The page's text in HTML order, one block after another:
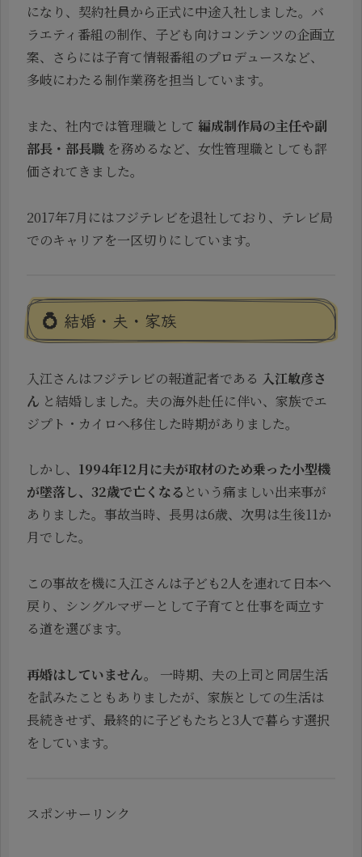
になり、契約社員から正式に中途入社しました。バ
ラエティ番組の制作、子ども向けコンテンツの企画立
案、さらには子育て情報番組のプロデュースなど、
多岐にわたる制作業務を担当しています。
また、社内では管理職として 編成制作局の主任や副
部長・部長職 を務めるなど、女性管理職としても評
価されてきました。
2017年7月にはフジテレビを退社しており、テレビ局
でのキャリアを一区切りにしています。
💍 結婚・夫・家族
入江さんはフジテレビの報道記者である 入江敏彦さ
ん と結婚しました。夫の海外赴任に伴い、家族でエ
ジプト・カイロへ移住した時期がありました。
しかし、 1994年12月に夫が取材のため乗った小型機
が墜落し、32歳で亡くなる という痛ましい出来事が
ありました。事故当時、長男は6歳、次男は生後11か
月でした。
この事故を機に入江さんは子ども2人を連れて日本へ
戻り、シングルマザーとして子育てと仕事を両立す
る道を選びます。
再婚はしていません。
一時期、夫の上司と同居生活
を試みたこともありましたが、家族としての生活は
長続きせず、最終的に子どもたちと3人で暮らす選択
をしています。
スポンサーリンク